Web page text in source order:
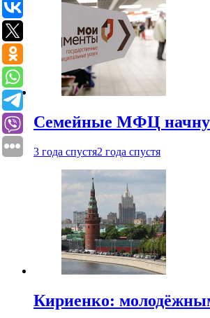
Семейные МФЦ
3 года спустя2 года спустя
Кириенко: